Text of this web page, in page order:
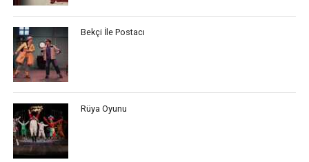
Bekçi İle Postacı
Rüya Oyunu